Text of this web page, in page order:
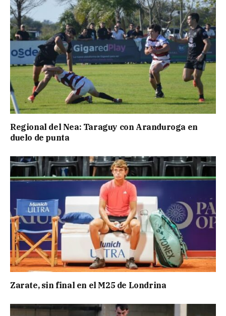
Regional del Nea: Taraguy con Aranduroga en
duelo de punta
Zarate, sin final en el M25 de Londrina